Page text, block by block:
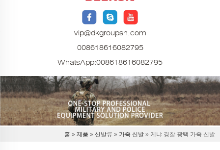
vip@dkgroupsh.com
008618616082795
WhatsApp:008618616082795
홈 » 제품 » 신발류 » 가죽 신발 » 케냐 경찰 광택 가죽 신발